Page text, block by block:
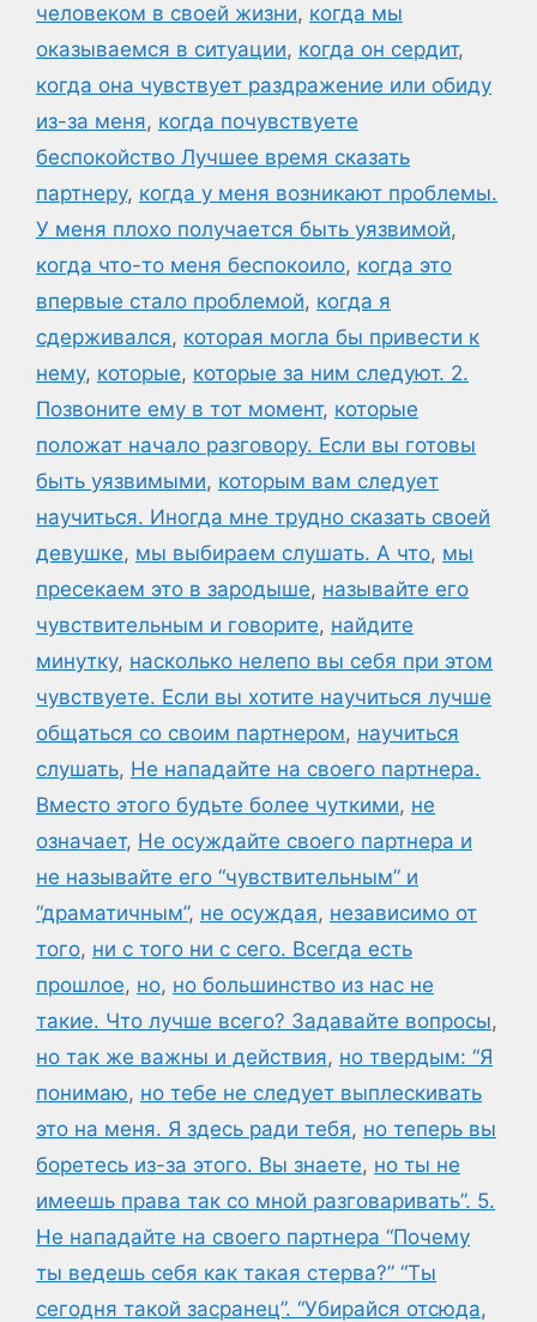
человеком в своей жизни, когда мы
оказываемся в ситуации, когда он сердит,
когда она чувствует раздражение или обиду
из-за меня, когда почувствуете
беспокойство Лучшее время сказать
партнеру, когда у меня возникают проблемы.
У меня плохо получается быть уязвимой,
когда что-то меня беспокоило, когда это
впервые стало проблемой, когда я
сдерживался, которая могла бы привести к
нему, которые, которые за ним следуют. 2.
Позвоните ему в тот момент, которые
положат начало разговору. Если вы готовы
быть уязвимыми, которым вам следует
научиться. Иногда мне трудно сказать своей
девушке, мы выбираем слушать. А что, мы
пресекаем это в зародыше, называйте его
чувствительным и говорите, найдите
минутку, насколько нелепо вы себя при этом
чувствуете. Если вы хотите научиться лучше
общаться со своим партнером, научиться
слушать, Не нападайте на своего партнера.
Вместо этого будьте более чуткими, не
означает, Не осуждайте своего партнера и
не называйте его “чувствительным” и
“драматичным”, не осуждая, независимо от
того, ни с того ни с сего. Всегда есть
прошлое, но, но большинство из нас не
такие. Что лучше всего? Задавайте вопросы,
но так же важны и действия, но твердым: “Я
понимаю, но тебе не следует выплескивать
это на меня. Я здесь ради тебя, но теперь вы
боретесь из-за этого. Вы знаете, но ты не
имеешь права так со мной разговаривать”. 5.
Не нападайте на своего партнера “Почему
ты ведешь себя как такая стерва?” “Ты
сегодня такой засранец”. “Убирайся отсюда,